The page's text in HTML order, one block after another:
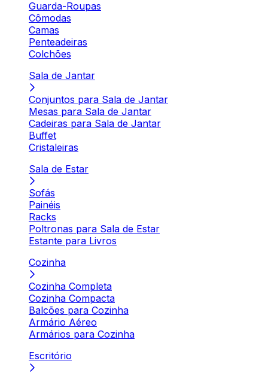
Guarda-Roupas
Cômodas
Camas
Penteadeiras
Colchões
Sala de Jantar
Conjuntos para Sala de Jantar
Mesas para Sala de Jantar
Cadeiras para Sala de Jantar
Buffet
Cristaleiras
Sala de Estar
Sofás
Painéis
Racks
Poltronas para Sala de Estar
Estante para Livros
Cozinha
Cozinha Completa
Cozinha Compacta
Balcões para Cozinha
Armário Aéreo
Armários para Cozinha
Escritório